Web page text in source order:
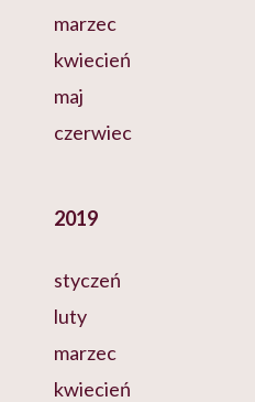
marzec
kwiecień
maj
czerwiec
2019
styczeń
luty
marzec
kwiecień